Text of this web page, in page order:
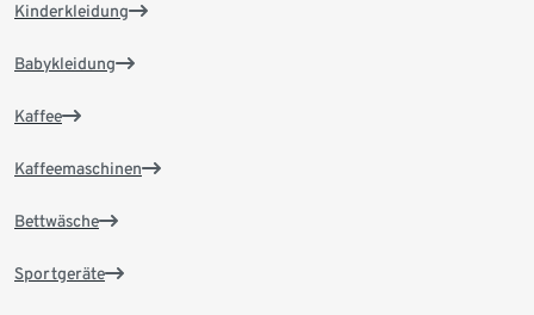
Kinderkleidung
Babykleidung
Kaffee
Kaffeemaschinen
Bettwäsche
Sportgeräte